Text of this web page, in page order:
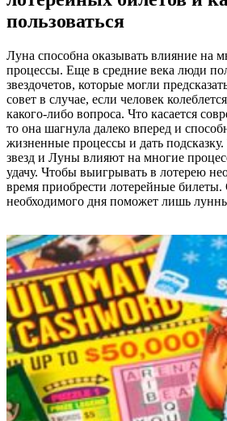
пользоваться
Луна способна оказывать влияние на
процессы. Еще в средние века люди
звездочетов, которые могли
совет в случае, если человек
какого-либо вопроса. Что касается
то она шагнула далеко вперед и
жизненные процессы и дать
звезд и Луны влияют на многие
удачу. Чтобы выигрывать в лотерею
время приобрести лотерейные
необходимого дня поможет лишь